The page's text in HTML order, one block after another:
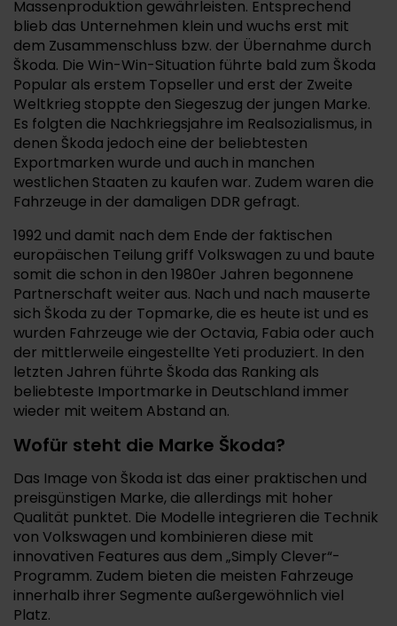
Massenproduktion gewährleisten. Entsprechend
blieb das Unternehmen klein und wuchs erst mit
dem Zusammenschluss bzw. der Übernahme durch
Škoda. Die Win-Win-Situation führte bald zum Škoda
Popular als erstem Topseller und erst der Zweite
Weltkrieg stoppte den Siegeszug der jungen Marke.
Es folgten die Nachkriegsjahre im Realsozialismus, in
denen Škoda jedoch eine der beliebtesten
Exportmarken wurde und auch in manchen
westlichen Staaten zu kaufen war. Zudem waren die
Fahrzeuge in der damaligen DDR gefragt.
1992 und damit nach dem Ende der faktischen
europäischen Teilung griff Volkswagen zu und baute
somit die schon in den 1980er Jahren begonnene
Partnerschaft weiter aus. Nach und nach mauserte
sich Škoda zu der Topmarke, die es heute ist und es
wurden Fahrzeuge wie der Octavia, Fabia oder auch
der mittlerweile eingestellte Yeti produziert. In den
letzten Jahren führte Škoda das Ranking als
beliebteste Importmarke in Deutschland immer
wieder mit weitem Abstand an.
Wofür steht die Marke Škoda?
Das Image von Škoda ist das einer praktischen und
preisgünstigen Marke, die allerdings mit hoher
Qualität punktet. Die Modelle integrieren die Technik
von Volkswagen und kombinieren diese mit
innovativen Features aus dem „Simply Clever“-
Programm. Zudem bieten die meisten Fahrzeuge
innerhalb ihrer Segmente außergewöhnlich viel
Platz.